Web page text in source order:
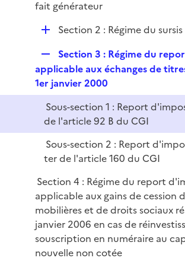
r
e l
i
e
r
fait générateur
D
l
i
r
Section 2 : Régime du
e
p
l
i
e
Section 3 : Régime du
applicable aux échanges de
1er janvier 2000
Sous-section 1 : Report
de l'article 92 B du CGI
Sous-section 2 : Report
ter de l'article 160 du CGI
Section 4 : Régime du report
applicable aux gains de cession
mobilières et de droits sociaux
janvier 2006 en cas de
souscription en numéraire au
nouvelle non cotée